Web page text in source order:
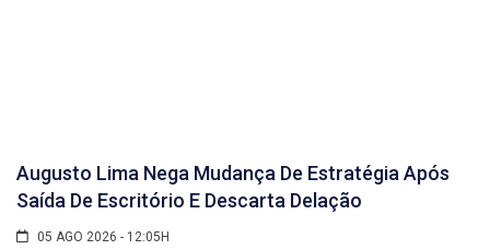
Augusto Lima Nega Mudança De Estratégia Após
Saída De Escritório E Descarta Delação
05 AGO 2026 - 12:05H